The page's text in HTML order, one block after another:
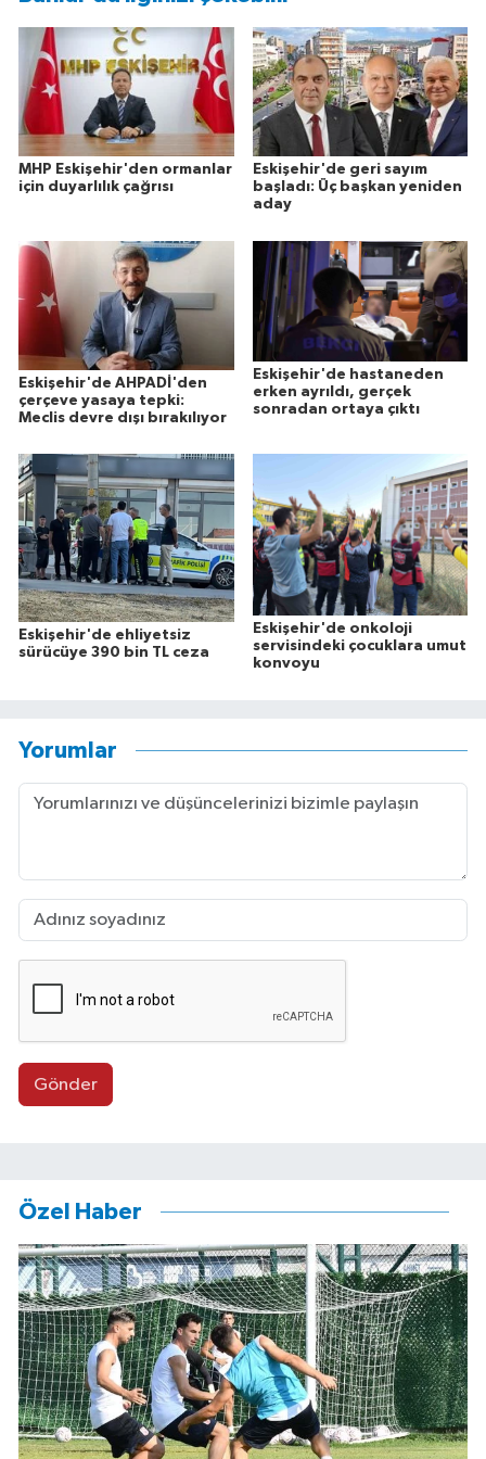
MHP Eskişehir'den ormanlar
için duyarlılık çağrısı
Eskişehir'de geri sayım
başladı: Üç başkan yeniden
aday
Eskişehir'de AHPADİ'den
çerçeve yasaya tepki:
Meclis devre dışı bırakılıyor
Eskişehir'de hastaneden
erken ayrıldı, gerçek
sonradan ortaya çıktı
Eskişehir'de ehliyetsiz
sürücüye 390 bin TL ceza
Eskişehir'de onkoloji
servisindeki çocuklara umut
konvoyu
Yorumlar
Gönder
Özel Haber